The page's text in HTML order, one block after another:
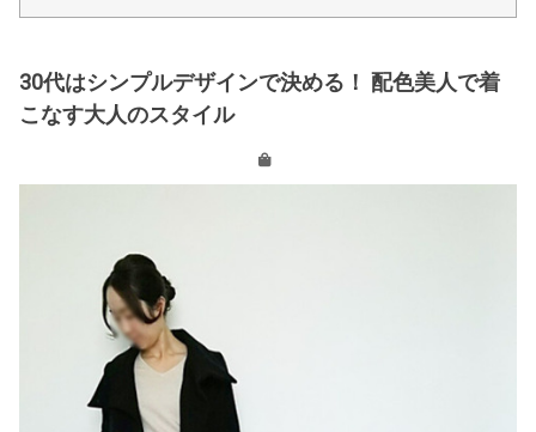
30代はシンプルデザインで決める！ 配色美人で着
こなす大人のスタイル